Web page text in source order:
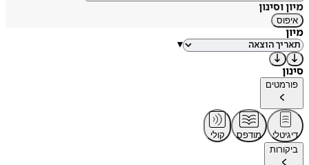
מיון וסינון
איפוס
מיון
▾
סינון
פורמטים
דיגיטלי מודפס
קולי
ביקורות